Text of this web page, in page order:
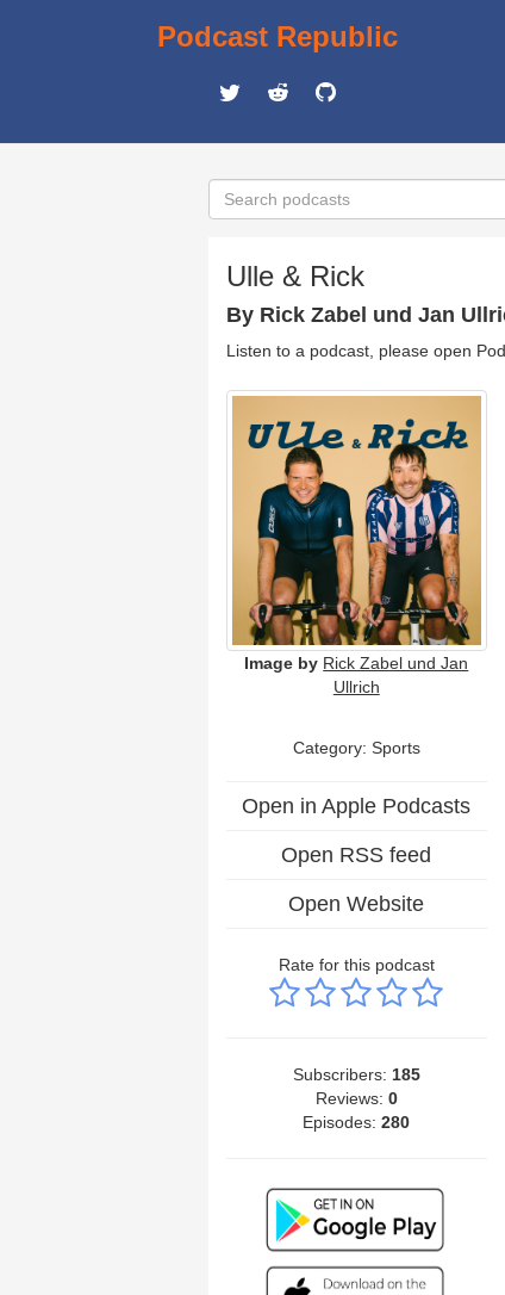
Podcast Republic
Ulle & Rick
By Rick Zabel und Jan
Listen to a podcast, please open
Image by Rick Zabel und Jan
Ullrich
Category: Sports
Open in Apple Podcasts
Open RSS feed
Open Website
Rate for this podcast
Subscribers: 185
Reviews: 0
Episodes:280